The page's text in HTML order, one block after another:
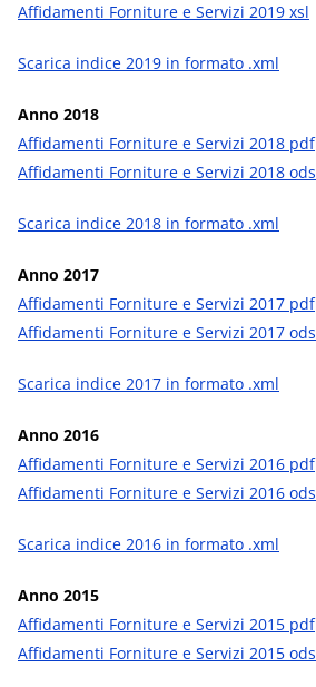
Affidamenti Forniture e Servizi 2019 xsl
Scarica indice 2019 in formato .xml
Anno 2018
Affidamenti Forniture e Servizi 2018 pdf
Affidamenti Forniture e Servizi 2018 ods
Scarica indice 2018 in formato .xml
Anno 2017
Affidamenti Forniture e Servizi 2017 pdf
Affidamenti Forniture e Servizi 2017 ods
Scarica indice 2017 in formato .xml
Anno 2016
Affidamenti Forniture e Servizi 2016 pdf
Affidamenti Forniture e Servizi 2016 ods
Scarica indice 2016 in formato .xml
Anno 2015
Affidamenti Forniture e Servizi 2015 pdf
Affidamenti Forniture e Servizi 2015 ods